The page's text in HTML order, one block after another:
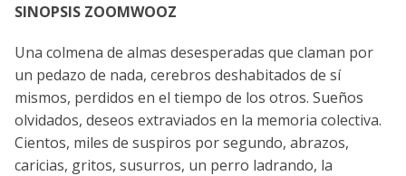
SINOPSIS ZOOMWOOZ
Una colmena de almas desesperadas que claman por
un pedazo de nada, cerebros deshabitados de sí
mismos, perdidos en el tiempo de los otros. Sueños
olvidados, deseos extraviados en la memoria colectiva.
Cientos, miles de suspiros por segundo, abrazos,
caricias, gritos, susurros, un perro ladrando, la